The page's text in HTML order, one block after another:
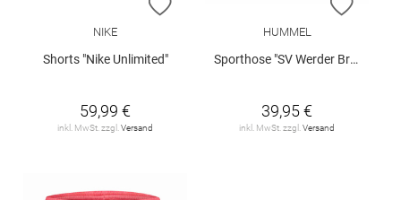
ZUR WUNSCHLISTE HINZUFÜGEN
NIKE
Shorts "Nike Unlimited"
59,99 €
inkl. MwSt. zzgl.Versand
ZUR
HUMMEL
Sporthose "SV Werder Bremen 3rd 2026/27 Kids"
39,95 €
inkl. MwSt. zzgl.Versand